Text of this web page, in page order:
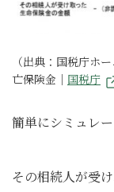
（出典：国税庁ホ
亡保険金｜ 国税庁
簡単にシミュレ
その相続人が受